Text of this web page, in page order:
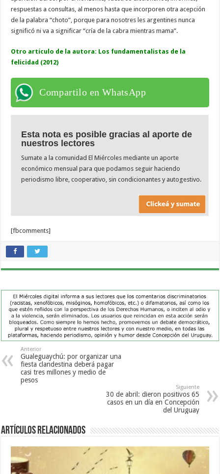
respuestas a consultas, al menos hasta que incorporen otra acepción
de la palabra “choto”, porque para nosotres les argentines nunca
significó ni va a significar “cría de la cabra mientras mama”.
Otro artículo de la autora: Los fundamentalistas de la
felicidad (2012)
Compartilo en WhatsApp
Esta nota es posible gracias al aporte de
nuestros lectores
Sumate a la comunidad El Miércoles mediante un aporte
económico mensual para que podamos seguir haciendo
periodismo libre, cooperativo, sin condicionantes y autogestivo.
[fbcomments]
Anterior
Gualeguaychú: por organizar una
fiesta clandestina deberá pagar
casi tres millones y medio de
pesos
Siguiente
30 de abril: dieron positivos 65
casos en un día en Concepción
del Uruguay
Artículos Relacionados